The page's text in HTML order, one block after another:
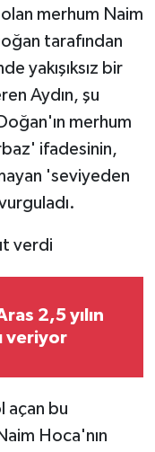
merhum Naim
tarafından
yakışıksız bir
Aydın, şu
merhum
ifadesinin,
'seviyeden
verdi
2,5 yılın
veriyor
açan bu
Hoca'nın